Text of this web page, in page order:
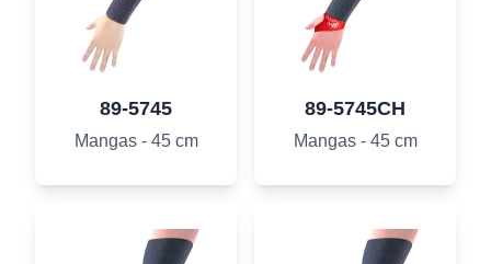
89-5745
Mangas - 45 cm
89-5745CH
Mangas - 45 cm